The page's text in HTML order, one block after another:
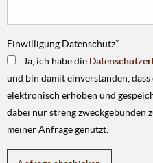
Einwilligung Datenschutz*
Ja, ich habe die
und bin damit einverstanden,
elektronisch erhoben und
dabei nur streng zweckgebunden
meiner Anfrage genutzt.